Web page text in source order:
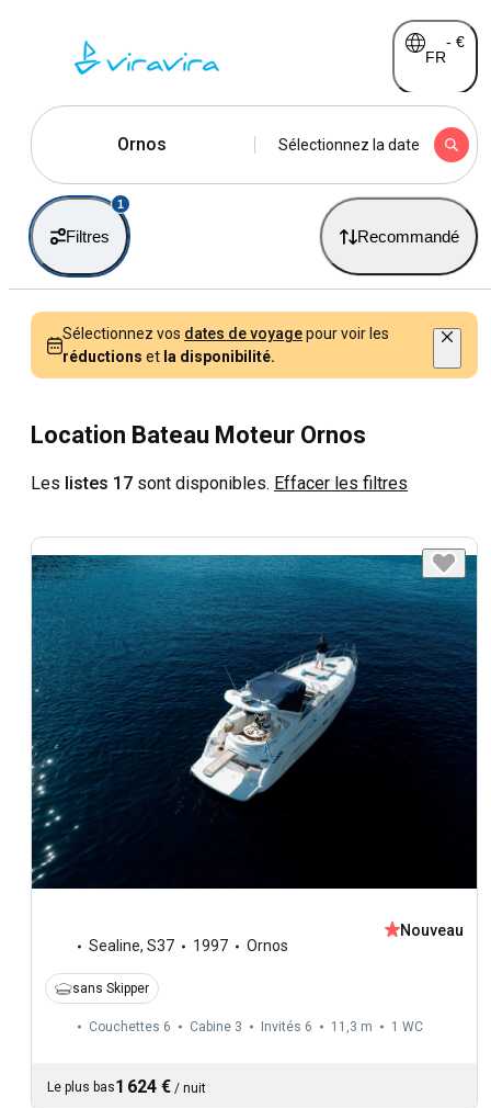
FR
- €
Ornos Sélectionnez la date
Filtres
1
Recommandé
Sélectionnez vos dates de voyagepour voir les
réductions et la disponibilité.
Location Bateau Moteur Ornos
Les listes 17 sont disponibles. Effacer les filtres
Sealine, S37 1997 Ornos
Nouveau
sans Skipper
Couchettes 6 Cabine 3 Invités 6 11,3 m 1 WC
Le plus bas1 624 € / nuit